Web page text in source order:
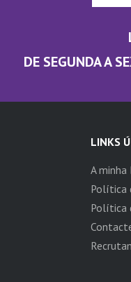
DE SEGUNDA A
LINKS
A minha
Política
Política